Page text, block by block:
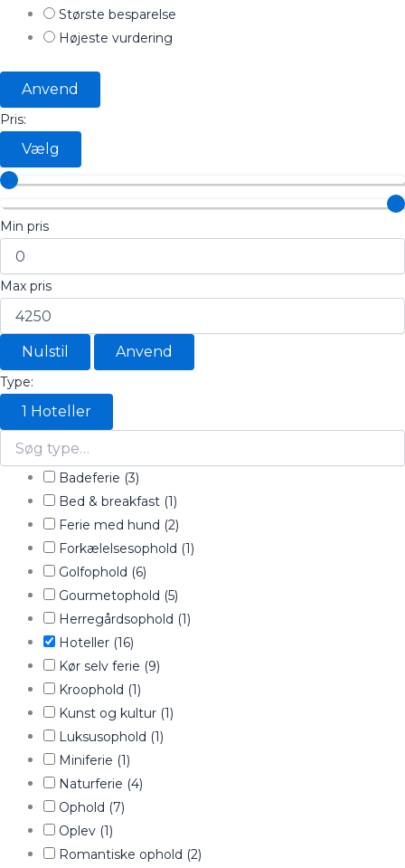
Største besparelse
Højeste vurdering
Anvend
Pris:
Vælg
Min pris
Max pris
Nulstil Anvend
Type:
1 Hoteller
Badeferie (3)
Bed & breakfast (1)
Ferie med hund (2)
Forkælelsesophold (1)
Golfophold (6)
Gourmetophold (5)
Herregårdsophold (1)
Hoteller (16)
Kør selv ferie (9)
Kroophold (1)
Kunst og kultur (1)
Luksusophold (1)
Miniferie (1)
Naturferie (4)
Ophold (7)
Oplev (1)
Romantiske ophold (2)